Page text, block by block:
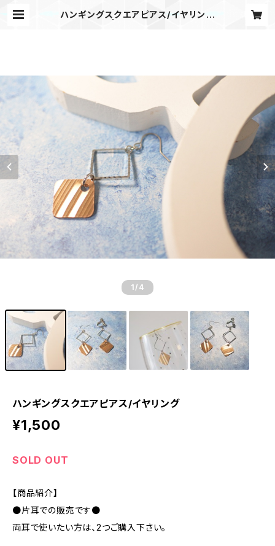
ハンギングスクエアピアス/イヤリング
1 /4
ハンギングスクエアピアス/イヤリング
¥1,500
SOLD OUT
【商品紹介】
●片耳での販売です●
両耳で使いたい方は、2つご購入下さい。